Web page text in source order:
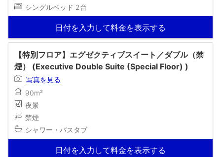
シングルベッド 2台
日付を入力して料金を表示する
【特別フロア】エグゼクティブスイート／ダブル（禁
煙） (Executive Double Suite (Special Floor) )
写真を見る
90m²
夜景
禁煙
シャワー・バスタブ
日付を入力して料金を表示する